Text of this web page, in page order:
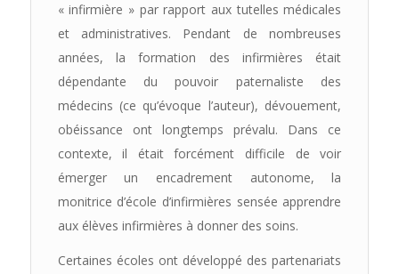
« infirmière » par rapport aux tutelles médicales
et administratives. Pendant de nombreuses
années, la formation des infirmières était
dépendante du pouvoir paternaliste des
médecins (ce qu’évoque l’auteur), dévouement,
obéissance ont longtemps prévalu. Dans ce
contexte, il était forcément difficile de voir
émerger un encadrement autonome, la
monitrice d’école d’infirmières sensée apprendre
aux élèves infirmières à donner des soins.
Certaines écoles ont développé des partenariats